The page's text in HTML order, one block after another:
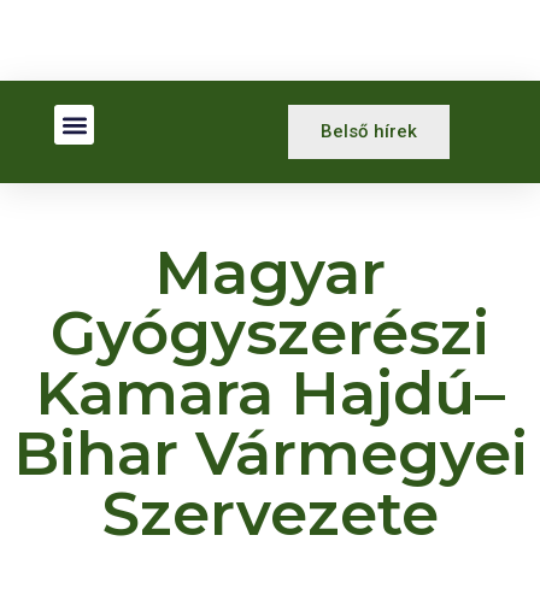
Belső hírek
Magyar
Gyógyszerészi
Kamara Hajdú–
Bihar Vármegyei
Szervezete